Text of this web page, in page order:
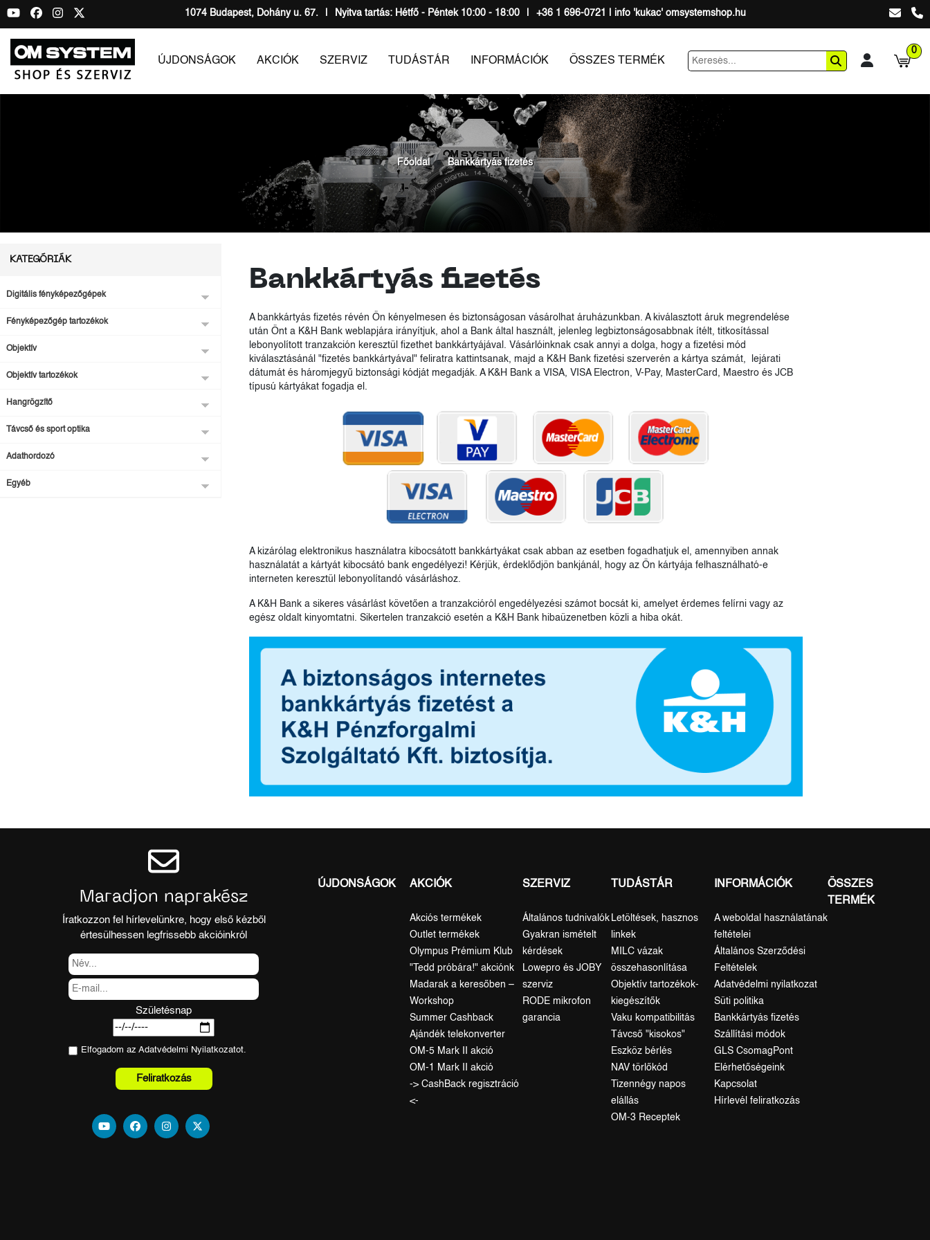
1074 Budapest, Dohány u. 67. Nyitva tartás: Hétfő - Péntek 10:00 - 18:00 +36 1 696-0721 | info 'kukac' omsystemshop.hu
ÚJDONSÁGOK AKCIÓK SZERVIZ TUDÁSTÁR INFORMÁCIÓK ÖSSZES TERMÉK
0
Főoldal Bankkártyás fizetés
KATEGÓRIÁK
Digitális fényképezőgépek
Fényképezőgép tartozékok
Objektív
Objektív tartozékok
Hangrögzítő
Távcső és sport optika
Adathordozó
Egyéb
Bankkártyás fizetés
A bankkártyás fizetés révén Ön kényelmesen és biztonságosan vásárolhat áruházunkban. A kiválasztott áruk megrendelése
után Önt a K&H Bank weblapjára irányítjuk, ahol a Bank által használt, jelenleg legbiztonságosabbnak ítélt, titkosítással
lebonyolított tranzakción keresztül fizethet bankkártyájával. Vásárlóinknak csak annyi a dolga, hogy a fizetési mód
kiválasztásánál "fizetés bankkártyával" feliratra kattintsanak, majd a K&H Bank fizetési szerverén a kártya számát, lejárati
dátumát és háromjegyű biztonsági kódját megadják. A K&H Bank a VISA, VISA Electron, V-Pay, MasterCard, Maestro és JCB
típusú kártyákat fogadja el.
A kizárólag elektronikus használatra kibocsátott bankkártyákat csak abban az esetben fogadhatjuk el, amennyiben annak
használatát a kártyát kibocsátó bank engedélyezi! Kérjük, érdeklődjön bankjánál, hogy az Ön kártyája felhasználható-e
interneten keresztül lebonyolítandó vásárláshoz.
A K&H Bank a sikeres vásárlást követően a tranzakcióról engedélyezési számot bocsát ki, amelyet érdemes felírni vagy az
egész oldalt kinyomtatni. Sikertelen tranzakció esetén a K&H Bank hibaüzenetben közli a hiba okát.
Maradjon naprakész
Íratkozzon fel hírlevelünkre, hogy első kézből
értesülhessen legfrissebb akcióinkról
Születésnap
Elfogadom azAdatvédelmi Nyilatkozatot.
Feliratkozás
ÚJDONSÁGOK AKCIÓK
Akciós termékek
Outlet termékek
Olympus Prémium Klub
"Tedd próbára!" akciónk
Madarak a keresőben –
Workshop
Summer Cashback
Ajándék telekonverter
OM-5 Mark II akció
OM-1 Mark II akció
-> CashBack regisztráció
<-
SZERVIZ
Általános tudnivalók
Gyakran ismételt
kérdések
Lowepro és JOBY
szerviz
RODE mikrofon
garancia
TUDÁSTÁR
Letöltések, hasznos
linkek
MILC vázak
összehasonlítása
Objektív tartozékok-
kiegészítők
Vaku kompatibilitás
Távcső "kisokos"
Eszköz bérlés
NAV törlőkód
Tizennégy napos
elállás
OM-3 Receptek
INFORMÁCIÓK
A weboldal használatának
feltételei
Általános Szerződési
Feltételek
Adatvédelmi nyilatkozat
Süti politika
Bankkártyás fizetés
Szállítási módok
GLS CsomagPont
Elérhetőségeink
Kapcsolat
Hírlevél feliratkozás
ÖSSZES
TERMÉK